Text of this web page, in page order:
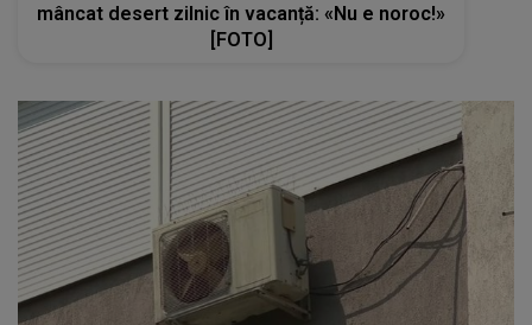
mâncat desert zilnic în vacanță: «Nu e noroc!»
[FOTO]